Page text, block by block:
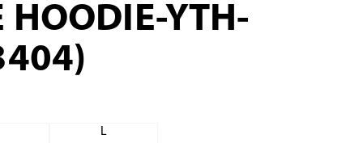
HOODIE-YTH-
L